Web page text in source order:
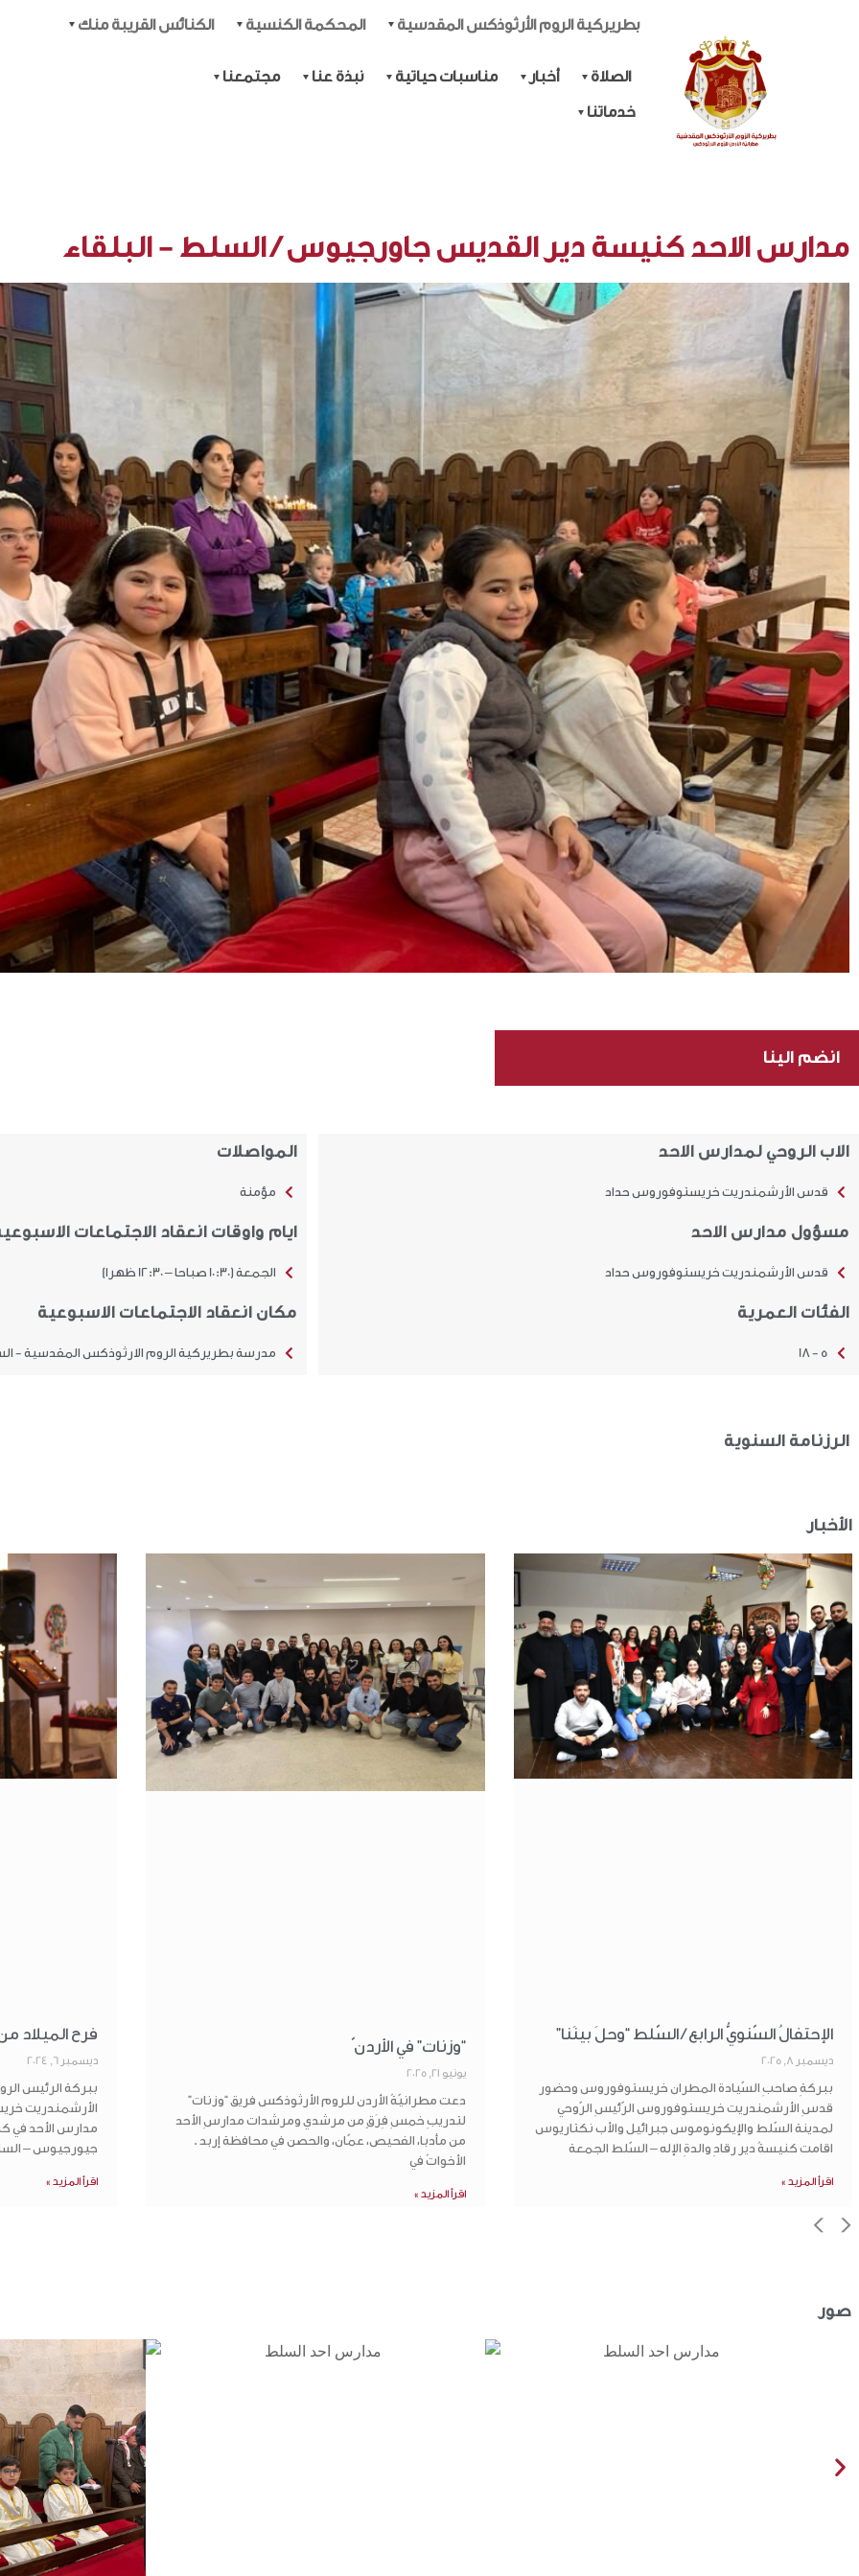
بطريركية الروم الأرثوذكس المقدسية المحكمة الكنسية الكنائس القريبة منك
الصلاة أخبار مناسبات حياتية نبذة عنا مجتمعنا
خدماتنا
مدارس الاحد كنيسة دير القديس جاورجيوس / السلط - البلقاء
انضم الينا
الاب الروحي لمدارس الاحد
قدس الأرشمندريت خريستوفوروس حداد
مسؤول مدارس الاحد
قدس الأرشمندريت خريستوفوروس حداد
الفئات العمرية
5 - 18
المواصلات
مؤمنة
ايام واوقات انعقاد الاجتماعات
الجمعة (10:30 صباحا – 12:30 ظهرا)
مكان انعقاد الاجتماعات الاسبوعية
مدرسة بطريركية الروم الارثوذكس المقدسية -
الرزنامة السنوية
الأخبار
الإحتفالُ السّنويُّ الرابع / السّلط “وحلَ بينَنا”
ديسمبر 8, 2025
ببركةِ صاحبِ السّيادة المطران خريستوفوروس وحضور
قدسِ الأرشمندريت خريستوفوروس الرّئيسِ الرّوحي
لمدينة السّلط والإيكونوموس جبرائيل والأب نكتاريوس
اقامت كنيسةُ دير رقادِ والدةِ الإله – السّلط الجمعة
اقرأ المزيد »
“وزنات” في الأردن ّ
يونيو 21, 2025
دعت مطرانيّةُ الأردن للروم الأرثوذكس فريق “وزنات”
لتدريبِ خمسِ فِرَقٍ من مرشدي ومرشدات مدارسِ الأحد
من مأدبا، الفحيص، عمّان، والحصن في محافظة إربد .
الأخواتُ في
اقرأ المزيد »
فرح الميلاد
ديسمبر 6, 2024
ببركة الرئيس
الأرشمندريت
مدارس الأحد في
جيورجيوس –
اقرأ المزيد »
<
>
صور
5921146 6 962+
عمان